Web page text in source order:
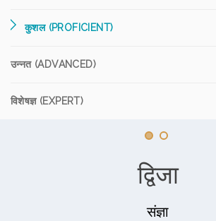
कुशल (PROFICIENT)
उन्नत (ADVANCED)
विशेषज्ञ (EXPERT)
द्विजा
संज्ञा